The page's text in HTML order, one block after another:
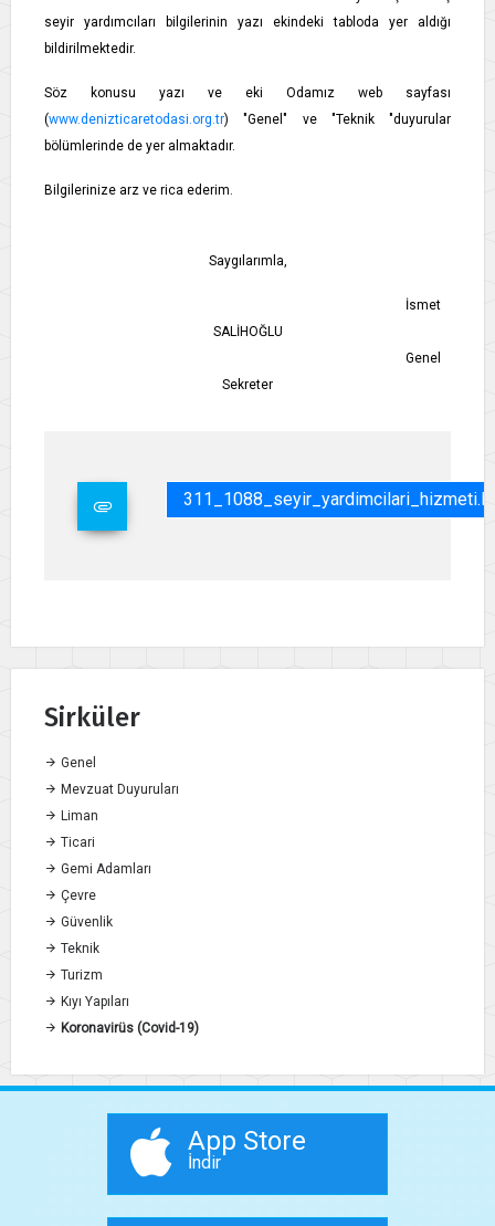
seyir yardımcıları bilgilerinin yazı ekindeki tabloda yer aldığı
bildirilmektedir.
Söz konusu yazı ve eki Odamız web sayfası
(www.denizticaretodasi.org.tr) "Genel" ve "Teknik "duyurular
bölümlerinde de yer almaktadır.
Bilgilerinize arz ve rica ederim.
Saygılarımla,
İsmet
SALİHOĞLU
Genel
Sekreter
Sirküler
Genel
Mevzuat Duyuruları
Liman
Ticari
Gemi Adamları
Çevre
Güvenlik
Teknik
Turizm
Kıyı Yapıları
Koronavirüs (Covid-19)
App Store
İndir